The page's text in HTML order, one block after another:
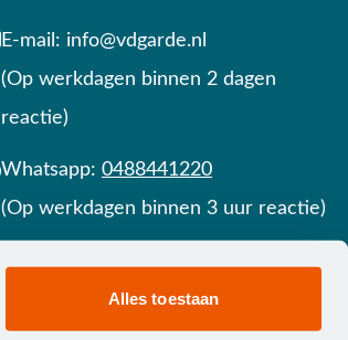
Alles toestaan
E-mail: info@vdgarde.nl
(Op werkdagen binnen 2 dagen
reactie)
Whatsapp: 0488441220
(Op werkdagen binnen 3 uur reactie)